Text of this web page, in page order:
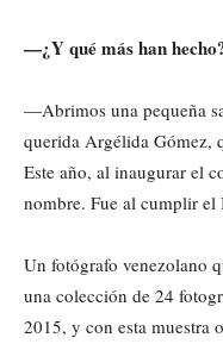
—¿Y qué más han
—Abrimos una pequeña
querida Argélida Gómez,
Este año, al inaugurar el
nombre. Fue al cumplir el
Un fotógrafo venezolano
una colección de 24
2015, y con esta muestra